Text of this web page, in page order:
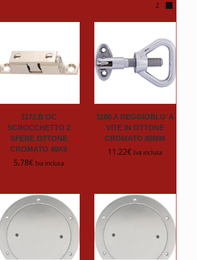
2
1172.B OC
SCROCCHETTO 2
SFERE OTTONE
CROMATO 49X9
5.78€ Iva inclusa
1180.A REGGIOBLO’ A
VITE IN OTTONE
CROMATO 80MM
11.22€ Iva inclusa